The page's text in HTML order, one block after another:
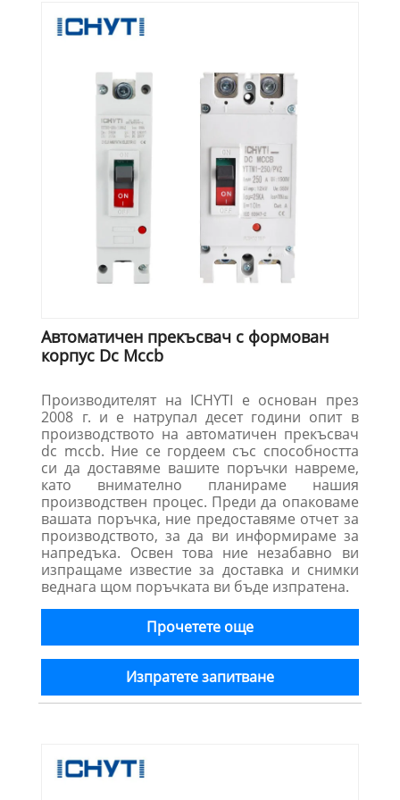
Автоматичен прекъсвач с формован
корпус Dc Mccb
Производителят на ICHYTI е основан през
2008 г. и е натрупал десет години опит в
производството на автоматичен прекъсвач
dc mccb. Ние се гордеем със способността
си да доставяме вашите поръчки навреме,
като внимателно планираме нашия
производствен процес. Преди да опаковаме
вашата поръчка, ние предоставяме отчет за
производството, за да ви информираме за
напредъка. Освен това ние незабавно ви
изпращаме известие за доставка и снимки
веднага щом поръчката ви бъде изпратена.
Прочетете още
Изпратете запитване